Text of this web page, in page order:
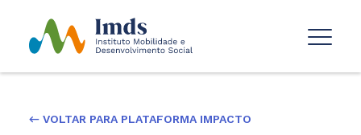
← VOLTAR PARA PLATAFORMA IMPACTO